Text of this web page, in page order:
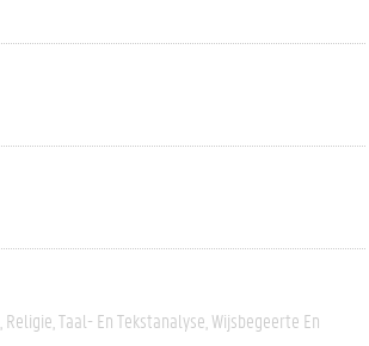
Religie Taal- En Tekstanalyse Wijsbegeerte En